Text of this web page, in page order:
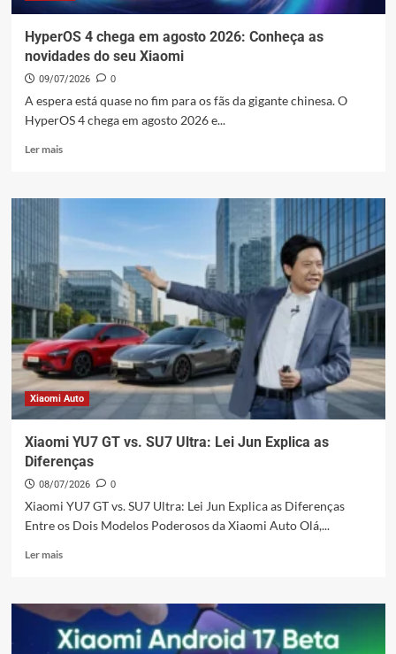
HyperOS 4 chega em agosto 2026: Conheça as
novidades do seu Xiaomi
09/07/2026 0
A espera está quase no fim para os fãs da gigante chinesa. O
HyperOS 4 chega em agosto 2026 e...
Ler maisLeia
HyperOS
2026:
Conheça
as
novidades
do
seu
Xiaomi
Xiaomi Auto
Xiaomi YU7 GT vs. SU7 Ultra: Lei Jun Explica as
Diferenças
08/07/2026 0
Xiaomi YU7 GT vs. SU7 Ultra: Lei Jun Explica as Diferenças
Entre os Dois Modelos Poderosos da Xiaomi Auto Olá,...
Ler maisLeia
Xiaomi
YU7
GT